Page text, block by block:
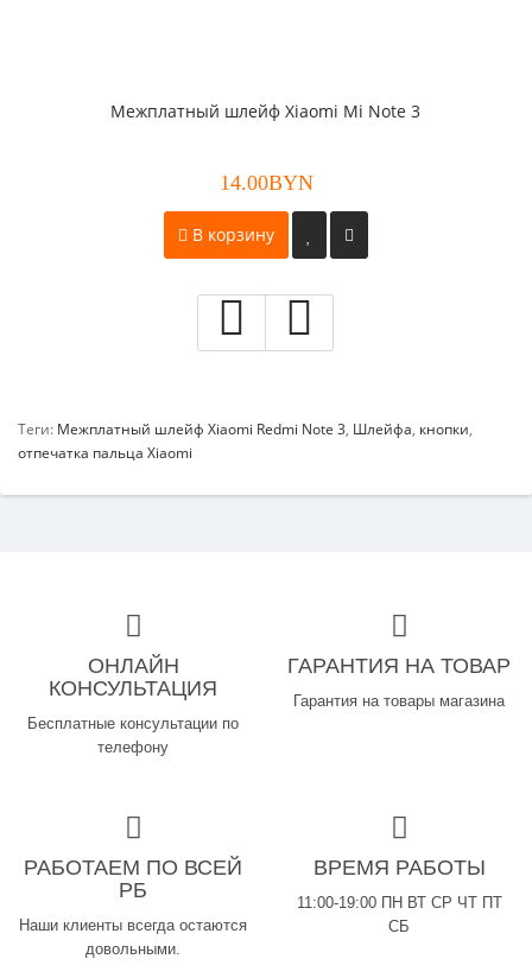
Межплатный шлейф Xiaomi Mi Note 3
14.00BYN
В корзину
Теги: Межплатный шлейф Xiaomi Redmi Note 3, Шлейфа, кнопки,
отпечатка пальца Xiaomi
ОНЛАЙН
КОНСУЛЬТАЦИЯ
Бесплатные консультации по
телефону
ГАРАНТИЯ НА ТОВАР
Гарантия на товары магазина
РАБОТАЕМ ПО ВСЕЙ
РБ
Наши клиенты всегда остаются
довольными.
ВРЕМЯ РАБОТЫ
11:00-19:00 ПН ВТ СР ЧТ ПТ
СБ